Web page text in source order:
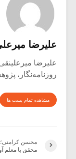
علیرضا
علیرضا میرعلینقی متولد
روزنامه‌نگار،
مشاهده تمام پست ها
محسن کرامتی؛
محقق یا معلم